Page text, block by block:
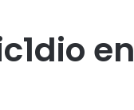
en